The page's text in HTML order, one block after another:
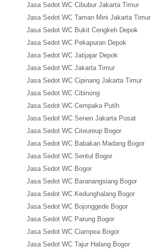
Jasa Sedot WC Cibubur Jakarta Timur
Jasa Sedot WC Taman Mini Jakarta Timur
Jasa Sedot WC Bukit Cengkeh Depok
Jasa Sedot WC Pekapuran Depok
Jasa Sedot WC Jatijajar Depok
Jasa Sedot WC Jakarta Timur
Jasa Sedot WC Cipinang Jakarta Timur
Jasa Sedot WC Cibinong
Jasa Sedot WC Cempaka Putih
Jasa Sedot WC Senen Jakarta Pusat
Jasa Sedot WC Citeureup Bogor
Jasa Sedot WC Babakan Madang Bogor
Jasa Sedot WC Sentul Bogor
Jasa Sedot WC Bogor
Jasa Sedot WC Baranangsiang Bogor
Jasa Sedot WC Kedunghalang Bogor
Jasa Sedot WC Bojonggede Bogor
Jasa Sedot WC Parung Bogor
Jasa Sedot WC Ciampea Bogor
Jasa Sedot WC Tajur Halang Bogor